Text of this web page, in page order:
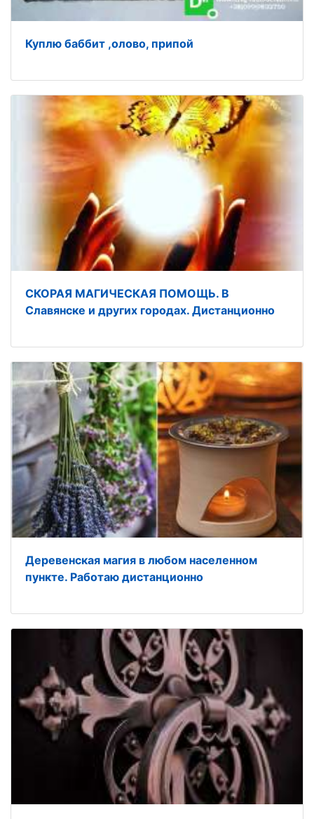
Куплю баббит ,олово, припой
СКОРАЯ МАГИЧЕСКАЯ ПОМОЩЬ. В
Славянске и других городах. Дистанционно
Деревенская магия в любом населенном
пункте. Работаю дистанционно